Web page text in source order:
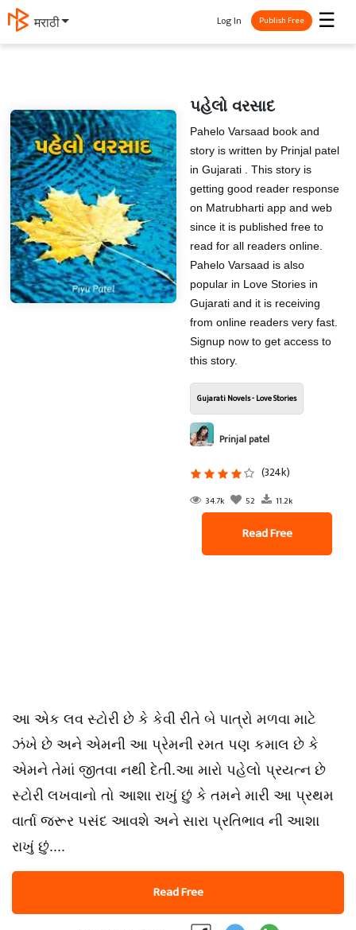
मराठी ☰
Log In Publish Free
પહેલો વરસાદ
Pahelo Varsaad book and
story is written by Prinjal patel
in Gujarati . This story is
getting good reader response
on Matrubharti app and web
since it is published free to
read for all readers online.
Pahelo Varsaad is also
popular in Love Stories in
Gujarati and it is receiving
from online readers very fast.
Signup now to get access to
this story.
Gujarati Novels - Love Stories
Prinjal patel
(324k)
34.7k 52 11.2k
Read Free
આ એક લવ સ્ટોરી છે કે કેવી રીતે બે પાત્રો મળવા માટે
ઝંખે છે અને એમની આ પ્રેમની રમત પણ કમાલ છે કે
એમને તેમાં જીતવા નથી દેતી.આ મારો પહેલો પ્રયત્ન છે
સ્ટોરી લખવાનો તો આશા રાખું છું કે તમને મારી આ પ્રથમ
વાર્તા જરૂર પસંદ આવશે અને સારા પ્રતિભાવ ની આશા
રાખું છું....
Read Free